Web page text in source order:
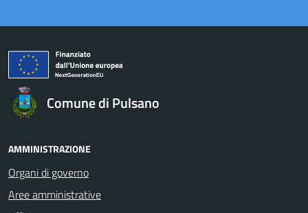
Comune di Pulsano
AMMINISTRAZIONE
Organi di governo
Aree amministrative